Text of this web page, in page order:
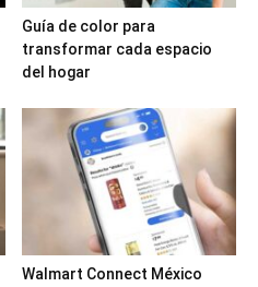
Guía de color para
transformar cada espacio
del hogar
Walmart Connect México